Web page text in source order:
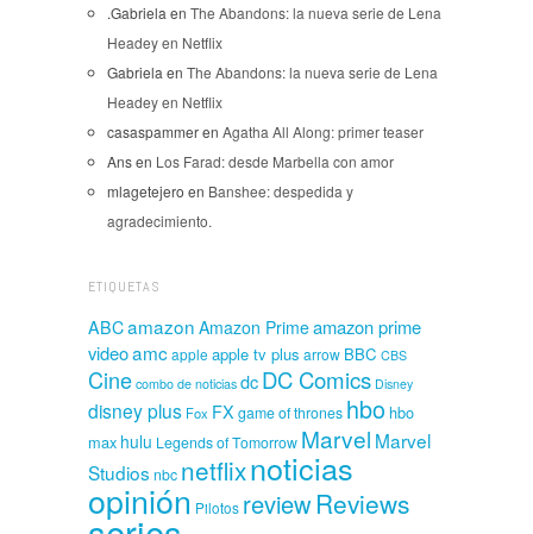
.Gabriela en The Abandons: la nueva serie de Lena
Headey en Netflix
Gabriela en The Abandons: la nueva serie de Lena
Headey en Netflix
casaspammeren Agatha All Along: primer teaser
Ansen Los Farad: desde Marbella con amor
mlagetejero en Banshee: despedida y
agradecimiento.
ETIQUETAS
ABCamazon Amazon Primeamazon prime
videoamcapple apple tv plus arrow BBC CBS
Cine combo de noticias dcDC Comics Disney
disney plus Fox FX game of thrones hbo hbo
max hulu Legends of Tomorrow Marvel Marvel
Studios nbc netflixnoticias
opinión Pilotos reviewReviews